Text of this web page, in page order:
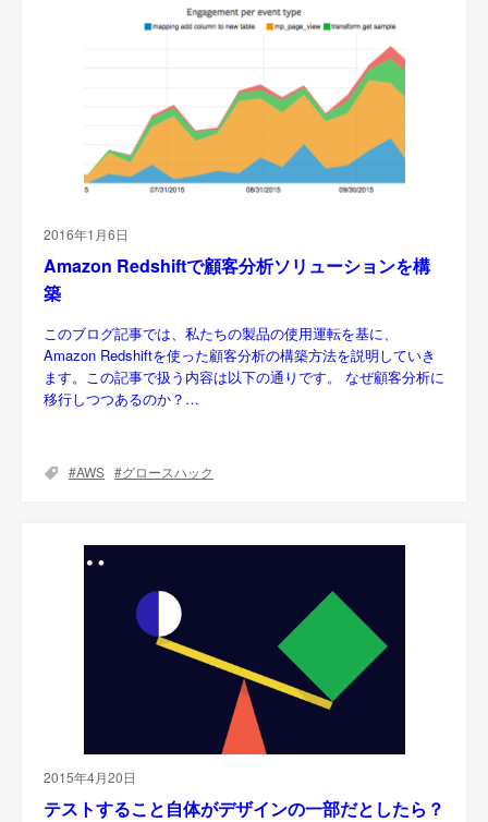
2016年1月6日
Amazon Redshiftで顧客分析ソリューションを構
築
このブログ記事では、私たちの製品の使用運転を基に、
Amazon Redshiftを使った顧客分析の構築方法を説明していき
ます。この記事で扱う内容は以下の通りです。 なぜ顧客分析に
移行しつつあるのか？…
AWS グロースハック
2015年4月20日
テストすること自体がデザインの一部だとしたら？